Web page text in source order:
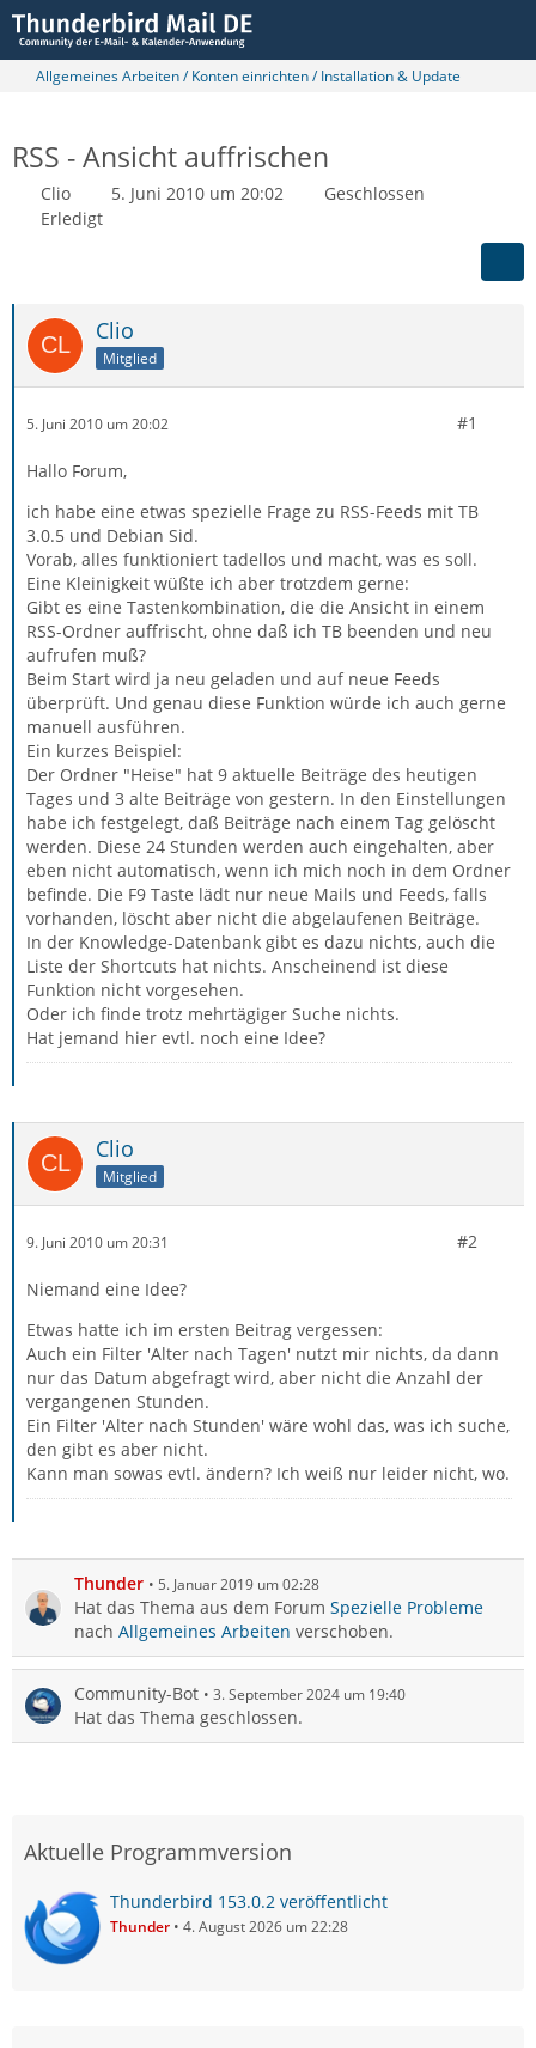
Allgemeines Arbeiten / Konten einrichten / Installation & Update
RSS - Ansicht auffrischen
Clio 5. Juni 2010 um 20:02
Geschlossen
Erledigt
Clio
Mitglied
5. Juni 2010 um 20:02 #1
Hallo Forum,
ich habe eine etwas spezielle Frage zu RSS-Feeds mit TB
3.0.5 und Debian Sid.
Vorab, alles funktioniert tadellos und macht, was es soll.
Eine Kleinigkeit wüßte ich aber trotzdem gerne:
Gibt es eine Tastenkombination, die die Ansicht in einem
RSS-Ordner auffrischt, ohne daß ich TB beenden und neu
aufrufen muß?
Beim Start wird ja neu geladen und auf neue Feeds
überprüft. Und genau diese Funktion würde ich auch gerne
manuell ausführen.
Ein kurzes Beispiel:
Der Ordner "Heise" hat 9 aktuelle Beiträge des heutigen
Tages und 3 alte Beiträge von gestern. In den Einstellungen
habe ich festgelegt, daß Beiträge nach einem Tag gelöscht
werden. Diese 24 Stunden werden auch eingehalten, aber
eben nicht automatisch, wenn ich mich noch in dem Ordner
befinde. Die F9 Taste lädt nur neue Mails und Feeds, falls
vorhanden, löscht aber nicht die abgelaufenen Beiträge.
In der Knowledge-Datenbank gibt es dazu nichts, auch die
Liste der Shortcuts hat nichts. Anscheinend ist diese
Funktion nicht vorgesehen.
Oder ich finde trotz mehrtägiger Suche nichts.
Hat jemand hier evtl. noch eine Idee?
Clio
Mitglied
9. Juni 2010 um 20:31 #2
Niemand eine Idee?
Etwas hatte ich im ersten Beitrag vergessen:
Auch ein Filter 'Alter nach Tagen' nutzt mir nichts, da dann
nur das Datum abgefragt wird, aber nicht die Anzahl der
vergangenen Stunden.
Ein Filter 'Alter nach Stunden' wäre wohl das, was ich suche,
den gibt es aber nicht.
Kann man sowas evtl. ändern? Ich weiß nur leider nicht, wo.
Thunder 5. Januar 2019 um 02:28
Hat das Thema aus dem Forum Spezielle Probleme
nach Allgemeines Arbeiten verschoben.
Community-Bot 3. September 2024 um 19:40
Hat das Thema geschlossen.
Aktuelle Programmversion
Thunderbird 153.0.2 veröffentlicht
Thunder 4. August 2026 um 22:28